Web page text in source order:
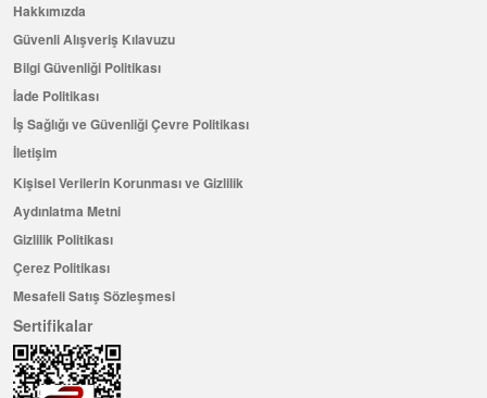
Hakkımızda
Güvenli Alışveriş Kılavuzu
Bilgi Güvenliği Politikası
İade Politikası
İş Sağlığı ve Güvenliği Çevre Politikası
İletişim
Kişisel Verilerin Korunması ve Gizlilik
Aydınlatma Metni
Gizlilik Politikası
Çerez Politikası
Mesafeli Satış Sözleşmesi
Sertifikalar